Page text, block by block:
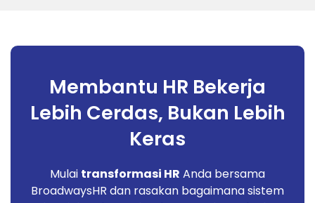
Membantu HR Bekerja
Lebih Cerdas, Bukan Lebih
Keras
Mulai transformasi HR Anda bersama
BroadwaysHR dan rasakan bagaimana sistem